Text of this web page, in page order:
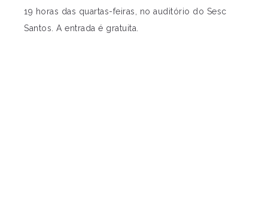
19 horas das quartas-feiras, no auditório do Sesc
Santos. A entrada é gratuita.